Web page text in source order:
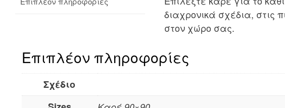
διαχρονικά σχέδια, στις
στον χώρο σας.
Επιπλέον πληροφορίες
Σχέδιο